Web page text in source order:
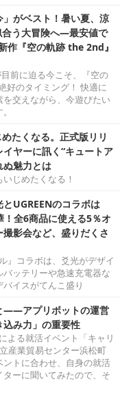
」がベスト！暑い夏、涼
合う大冒険へ―最安値で
作『空の軌跡 the 2nd』
前に迫る今こそ、『空の
好のタイミング！ 快適に
交えながら、今遊びたい
たくなる。正式版リリ
ヤーに訊く“キュートア
ぬ魅力とは
じめたくなる！
とUGREENのコラボは
！全6商品に使える5％オ
影会など、盛りだくさ
』コラボは、爻光がデザイ
ッテリーや急速充電器な
イスがてんこ盛り
――アプリボットの運営
み力」の重要性
よる就活イベント「キャリ
産業貿易センター浜松町
トに合わせ、自身の就活
ーに聞いてみたので、そ